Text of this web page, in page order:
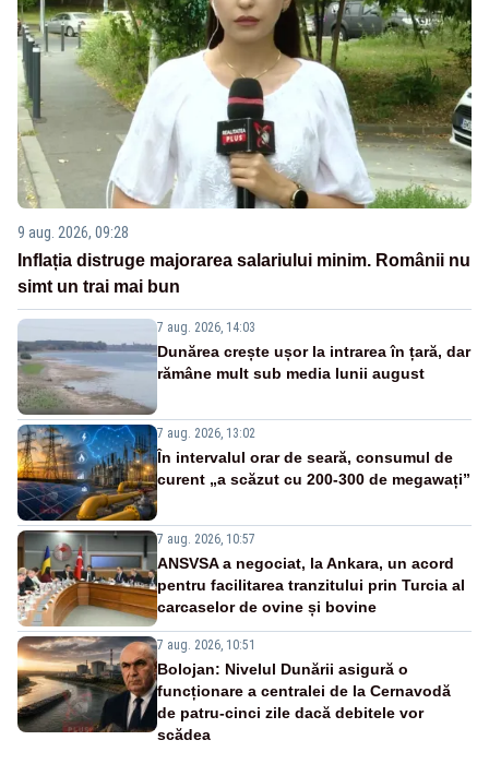
9 aug. 2026, 09:28
Inflația distruge majorarea salariului minim. Românii nu
simt un trai mai bun
7 aug. 2026, 14:03
Dunărea crește ușor la intrarea în țară, dar
rămâne mult sub media lunii august
7 aug. 2026, 13:02
În intervalul orar de seară, consumul de
curent „a scăzut cu 200-300 de megawați”
7 aug. 2026, 10:57
ANSVSA a negociat, la Ankara, un acord
pentru facilitarea tranzitului prin Turcia al
carcaselor de ovine și bovine
7 aug. 2026, 10:51
Bolojan: Nivelul Dunării asigură o
funcționare a centralei de la Cernavodă
de patru-cinci zile dacă debitele vor
scădea